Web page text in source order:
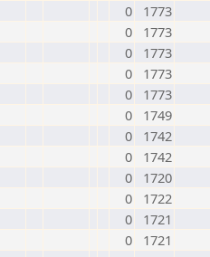
0
1773
0
1773
0
1773
0
1773
0
1773
0
1749
0
1742
0
1742
0
1720
0
1722
0
1721
0
1721